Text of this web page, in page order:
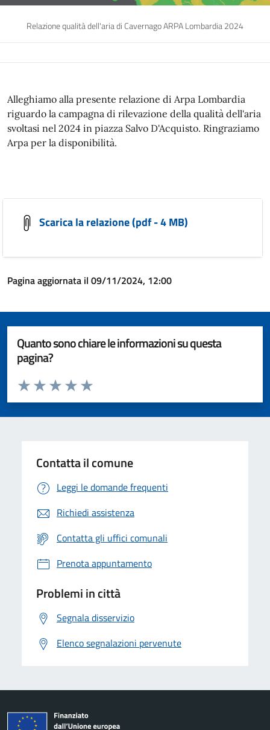
Relazione qualità dell'aria di Cavernago ARPA Lombardia 2024
Alleghiamo alla presente relazione di Arpa Lombardia
riguardo la campagna di rilevazione della qualità dell'aria
svoltasi nel 2024 in piazza Salvo D'Acquisto. Ringraziamo
Arpa per la disponibilità.
Scarica la relazione (pdf - 4 MB)
Pagina aggiornata il 09/11/2024, 12:00
Quanto sono chiare le informazioni su questa
pagina?
Valuta da 1 a 5 stelle la pagina
Valuta 5 stelle su 5
Valuta 4 stelle su 5
Valuta 3 stelle su 5
Valuta 2 stelle su 5
Valuta 1 stelle su 5
Contatta il comune
Leggi le domande frequenti
Richiedi assistenza
Contatta gli uffici comunali
Prenota appuntamento
Problemi in città
Segnala disservizio
Elenco segnalazioni pervenute